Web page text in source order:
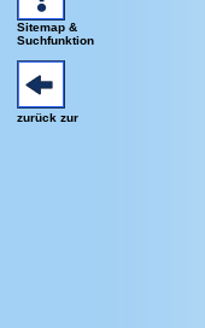
Sitemap &
Suchfunktion
zurück zur